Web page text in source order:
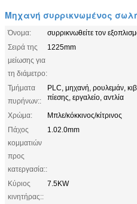
Μηχανή συρρικνωμένος
Όνομα:
συρρικνωθείτε τον
Σειρά της
μείωσης για
τη διάμετρο:
1225mm
Τμήματα
πυρήνων::
PLC, μηχανή, ρουλεμάν,
πίεσης, εργαλείο, αντλία
Χρώμα:
Μπλε/κόκκινος/κίτρινος
Πάχος
κομματιών
προς
κατεργασία::
1.02.0mm
Κύριος
κινητήρας::
7.5KW